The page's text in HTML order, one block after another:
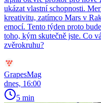
ukázat vlastní schopnosti.
kreativitu, zatímco Mars v
emocí. Tento týden proto
toho, kým skutečně jste. Co
zvěrokruhu?
GrapesMag
dnes, 16:00
5 min